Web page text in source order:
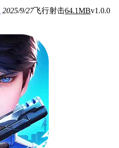
2025/9/27飞行射击64.1MBv1.0.0